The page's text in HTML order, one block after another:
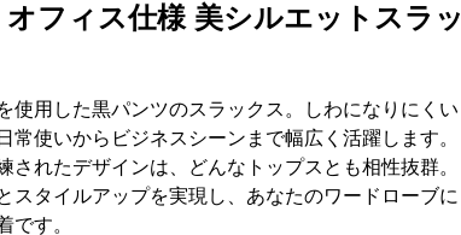
フィス仕様 美シルエットスラッ
使用した黒パンツのスラックス。しわになりにくい
常使いからビジネスシーンまで幅広く活躍します。
されたデザインは、どんなトップスとも相性抜群。
スタイルアップを実現し、あなたのワードローブに
です。